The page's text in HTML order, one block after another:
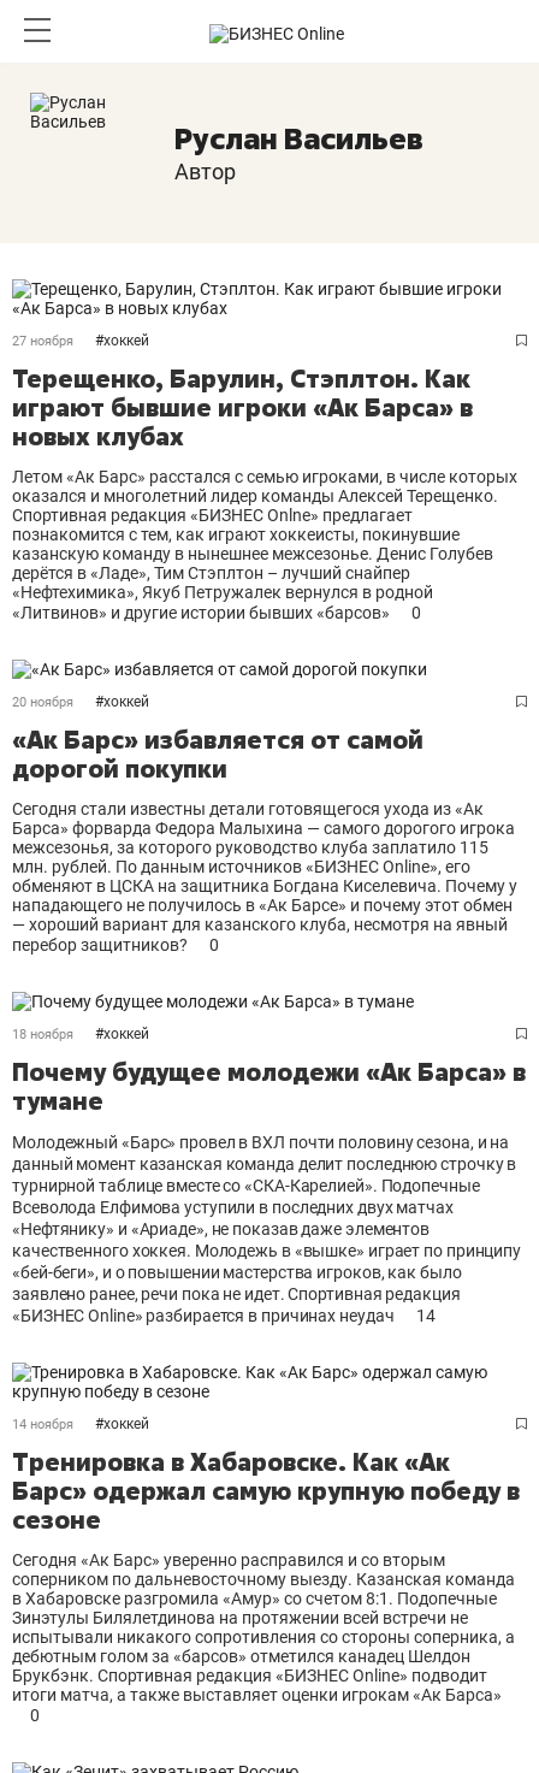
Руслан Васильев
Автор
27 ноября #хоккей
Терещенко, Барулин, Стэплтон. Как
играют бывшие игроки «Ак Барса» в
новых клубах
Летом «Ак Барс» расстался с семью игроками, в числе которых
оказался и многолетний лидер команды Алексей Терещенко.
Спортивная редакция «БИЗНЕС Onlne» предлагает
познакомится с тем, как играют хоккеисты, покинувшие
казанскую команду в нынешнее межсезонье. Денис Голубев
дерётся в «Ладе», Тим Стэплтон – лучший снайпер
«Нефтехимика», Якуб Петружалек вернулся в родной
«Литвинов» и другие истории бывших «барсов»
0
20 ноября #хоккей
«Ак Барс» избавляется от самой
дорогой покупки
Сегодня стали известны детали готовящегося ухода из «Ак
Барса» форварда Федора Малыхина — самого дорогого игрока
межсезонья, за которого руководство клуба заплатило 115
млн. рублей. По данным источников «БИЗНЕС Online», его
обменяют в ЦСКА на защитника Богдана Киселевича. Почему у
нападающего не получилось в «Ак Барсе» и почему этот обмен
— хороший вариант для казанского клуба, несмотря на явный
перебор защитников?
0
18 ноября #хоккей
Почему будущее молодежи «Ак Барса» в
тумане
Молодежный «Барс» провел в ВХЛ почти половину сезона, и на
данный момент казанская команда делит последнюю строчку в
турнирной таблице вместе со «СКА-Карелией». Подопечные
Всеволода Елфимова уступили в последних двух матчах
«Нефтянику» и «Ариаде», не показав даже элементов
качественного хоккея. Молодежь в «вышке» играет по принципу
«бей-беги», и о повышении мастерства игроков, как было
заявлено ранее, речи пока не идет. Спортивная редакция
«БИЗНЕС Online» разбирается в причинах неудач
14
14 ноября #хоккей
Тренировка в Хабаровске. Как «Ак
Барс» одержал самую крупную победу в
сезоне
Сегодня «Ак Барс» уверенно расправился и со вторым
соперником по дальневосточному выезду. Казанская команда
в Хабаровске разгромила «Амур» со счетом 8:1. Подопечные
Зинэтулы Билялетдинова на протяжении всей встречи не
испытывали никакого сопротивления со стороны соперника, а
дебютным голом за «барсов» отметился канадец Шелдон
Брукбэнк. Спортивная редакция «БИЗНЕС Online» подводит
итоги матча, а также выставляет оценки игрокам «Ак Барса»
0